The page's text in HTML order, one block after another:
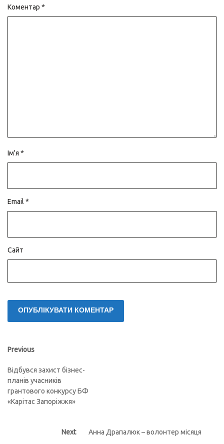
Коментар *
Ім'я *
Email *
Сайт
Навігація
записів
Previous
Previous
Відбувся захист бізнес-
планів учасників
грантового конкурсу БФ
«Карітас Запоріжжя»
Next
Next
Анна Драпалюк – волонтер місяця